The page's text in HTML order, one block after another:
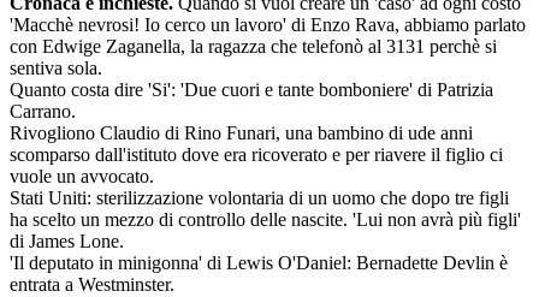
'Macchè nevrosi! Io cerco un lavoro' di Enzo Rava, abbiamo parlato
con Edwige Zaganella, la ragazza che telefonò al 3131 perchè si
sentiva sola.
Quanto costa dire 'Si': 'Due cuori e tante bomboniere' di Patrizia
Carrano.
Rivogliono Claudio di Rino Funari, una bambino di ude anni
scomparso dall'istituto dove era ricoverato e per riavere il figlio ci
vuole un avvocato.
Stati Uniti: sterilizzazione volontaria di un uomo che dopo tre figli
ha scelto un mezzo di controllo delle nascite. 'Lui non avrà più figli'
di James Lone.
'Il deputato in minigonna' di Lewis O'Daniel: Bernadette Devlin è
entrata a Westminster.